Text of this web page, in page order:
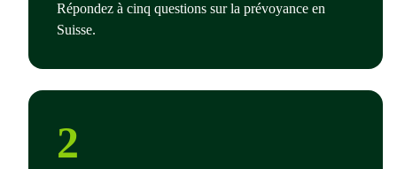
Répondez à cinq questions sur la prévoyance en
Suisse.
2